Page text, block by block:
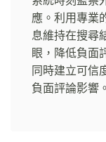
應。利用專業
息維持在搜尋
眼，降低負面
同時建立可信
負面評論影響。